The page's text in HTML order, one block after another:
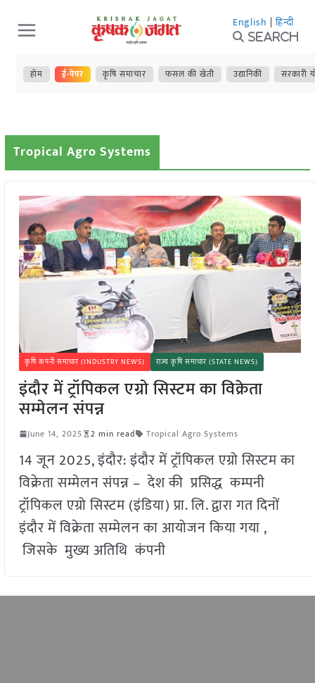
Skip
to
content
English | हिन्दी
Search
होम ई-पेपर कृषि समाचार फसल की खेती उद्यानिकी सरकारी
Tropical Agro Systems
कृषि कंपनी समाचार (INDUSTRY NEWS) राज्य कृषि समाचार (STATE NEWS)
इंदौर में ट्रॉपिकल एग्रो सिस्टम का विक्रेता
सम्मेलन संपन्न
June 14, 2025 2 min read Tropical Agro Systems
14 जून 2025, इंदौर: इंदौर में ट्रॉपिकल एग्रो सिस्टम का
विक्रेता सम्मेलन संपन्न – देश की प्रसिद्ध कम्पनी
ट्रॉपिकल एग्रो सिस्टम (इंडिया) प्रा. लि. द्वारा गत दिनों
इंदौर में विक्रेता सम्मेलन का आयोजन किया गया ,
जिसके मुख्य अतिथि कंपनी